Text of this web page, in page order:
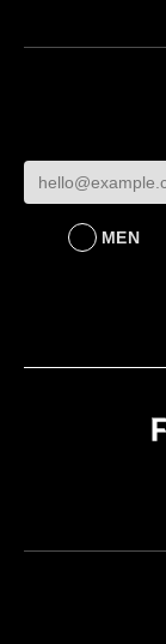
MEN